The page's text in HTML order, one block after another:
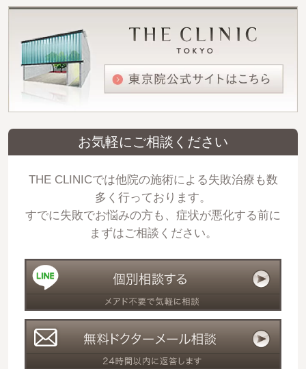
お気軽にご相談ください
THE CLINICでは他院の施術による失敗治療も数
多く行っております。
すでに失敗でお悩みの方も、症状が悪化する前に
まずはご相談ください。